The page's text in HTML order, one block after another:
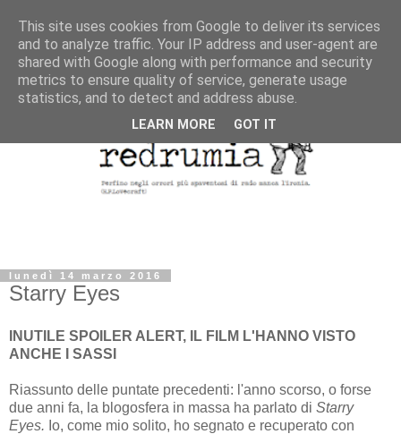
lunedì 14 marzo 2016
Starry Eyes
INUTILE SPOILER ALERT, IL FILM L'HANNO VISTO
ANCHE I SASSI
Riassunto delle puntate precedenti: l'anno scorso, o forse
due anni fa, la blogosfera in massa ha parlato di Starry
Eyes. Io, come mio solito, ho segnato e recuperato con
This site uses cookies from Google to deliver its services
and to analyze traffic. Your IP address and user-agent are
shared with Google along with performance and security
metrics to ensure quality of service, generate usage
statistics, and to detect and address abuse.
LEARN MORE GOT IT